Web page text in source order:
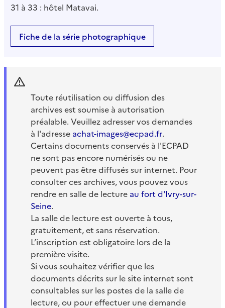
31 à 33 : hôtel Matavai.
Fiche de la série photographique
Toute réutilisation ou diffusion des
archives est soumise à autorisation
préalable. Veuillez adresser vos demandes
à l'adresse achat-images@ecpad.fr.
Certains documents conservés à l'ECPAD
ne sont pas encore numérisés ou ne
peuvent pas être diffusés sur internet. Pour
consulter ces archives, vous pouvez vous
rendre en salle de lecture au fort d'Ivry-sur-
Seine.
La salle de lecture est ouverte à tous,
gratuitement, et sans réservation.
L’inscription est obligatoire lors de la
première visite.
Si vous souhaitez vérifier que les
documents décrits sur le site internet sont
consultables sur les postes de la salle de
lecture, ou pour effectuer une demande